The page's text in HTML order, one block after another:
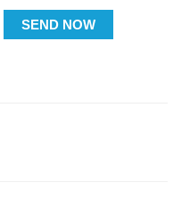
SEND NOW